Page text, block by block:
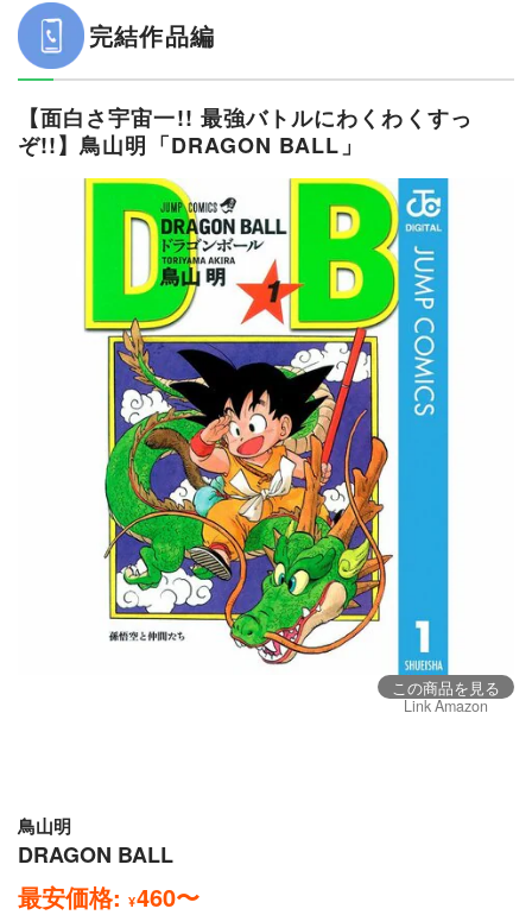
完結作品編
【面白さ宇宙一!! 最強バトルにわくわくすっ
ぞ!!】鳥山明「DRAGON BALL」
この商品を見る
Link Amazon
鳥山明
DRAGON BALL
最安価格: ¥460〜